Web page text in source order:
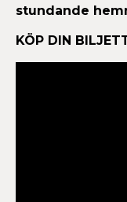
stundande
KÖP DIN